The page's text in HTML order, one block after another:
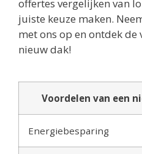
offertes vergelijken van
juiste keuze maken.
met ons op en ontdek de
nieuw dak!
Voordelen van een
Energiebesparing